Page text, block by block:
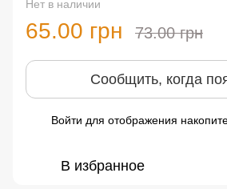
Нет в наличии
65.00 грн 73.00 грн
Сообщить, когда
Войти для отображения
В избранное